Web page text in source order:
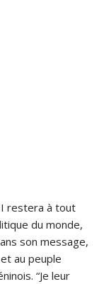
restera à tout
du monde,
son message,
au peuple
“Je leur